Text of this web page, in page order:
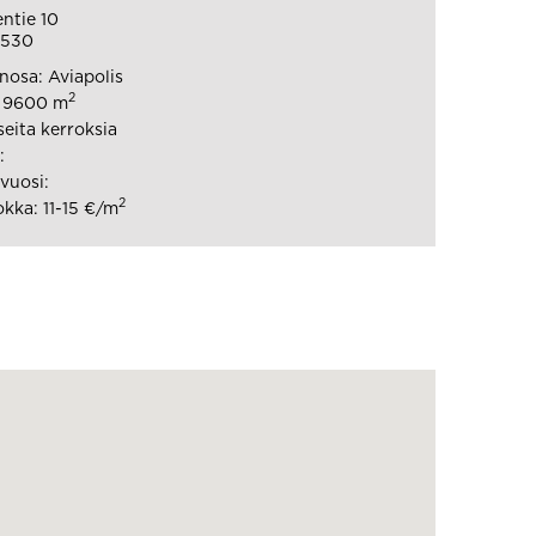
10
Aviapolis
9600 m2
kerroksia
11-15 €/m2